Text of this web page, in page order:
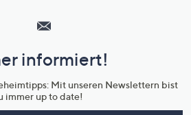
informiert!
Mit unseren Newslettern bist
immer up to date!